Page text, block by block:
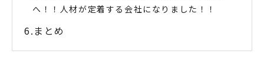
へ！！人材が定着する会社になりました！！
まとめ